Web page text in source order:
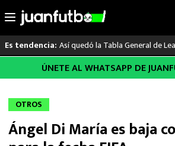
al
Es tendencia: Así quedó la Tabla General de
LO ÚLTIMO
LIGA MX
RAYADOS
ÚNETE AL WHATSAPP DE
OTROS
Ángel Di María es baja